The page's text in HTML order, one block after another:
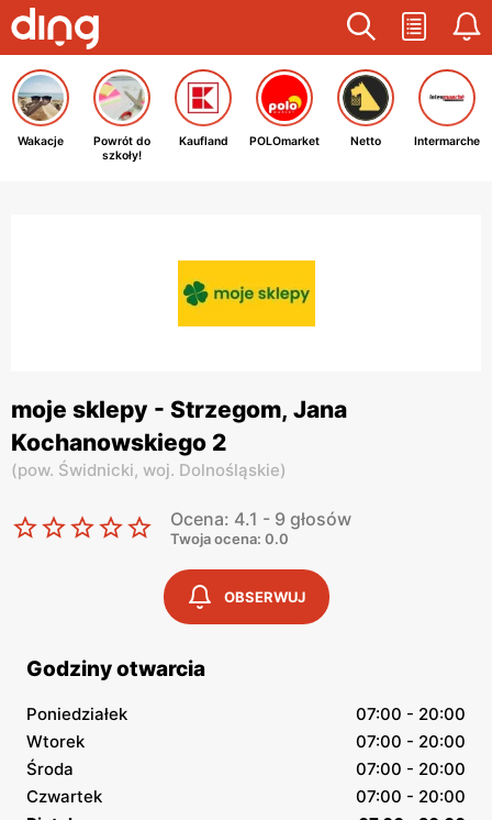
Wakacje
Powrót do
szkoły!
Kaufland POLOmarket Netto Intermarche
moje sklepy - Strzegom, Jana
Kochanowskiego 2
(pow. Świdnicki, woj. Dolnośląskie)
Ocena: 4.1 - 9 głosów
Twoja ocena: 0.0
OBSERWUJ
Godziny otwarcia
Poniedziałek
07:00 - 20:00
Wtorek
07:00 - 20:00
Środa
07:00 - 20:00
Czwartek
07:00 - 20:00